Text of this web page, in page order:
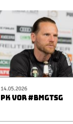
14.05.2026
PK VOR #BMGTSG